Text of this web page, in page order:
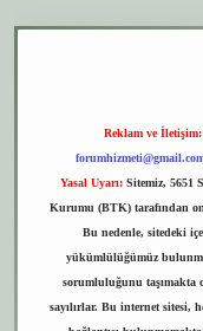
Reklam ve İletişim:
Yasal Uyarı: Sitemiz, 5651
Kurumu (BTK) tarafından
Bu nedenle, sitedeki
yükümlülüğümüz
sorumluluğunu taşımakta
sayılırlar. Bu internet sitesi,